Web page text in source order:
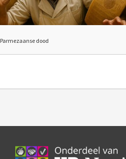
Parmezaanse dood